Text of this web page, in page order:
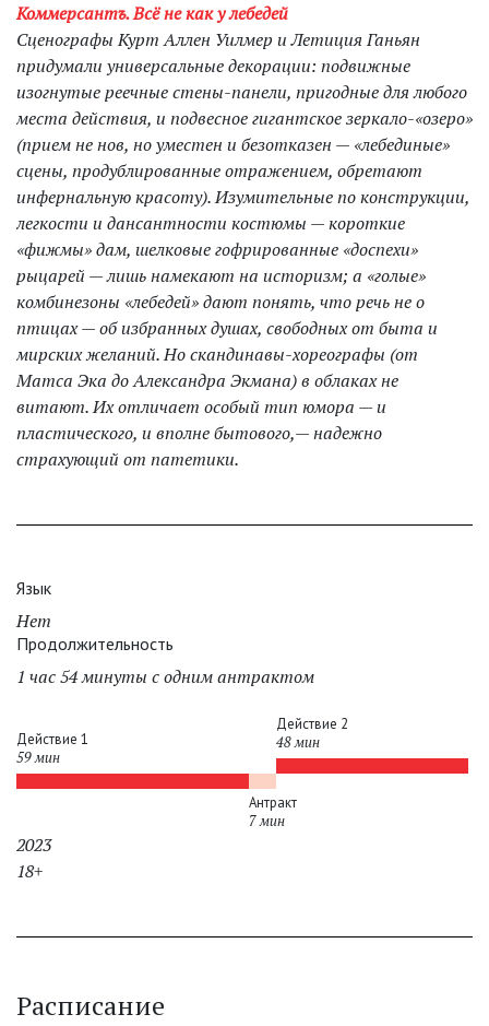
Коммерсантъ. Всё не как у лебедей
Сценографы Курт Аллен Уилмер и Летиция Ганьян
придумали универсальные декорации: подвижные
изогнутые реечные стены-панели, пригодные для любого
места действия, и подвесное гигантское зеркало-«озеро»
(прием не нов, но уместен и безотказен — «лебединые»
сцены, продублированные отражением, обретают
инфернальную красоту). Изумительные по конструкции,
легкости и дансантности костюмы — короткие
«фижмы» дам, шелковые гофрированные «доспехи»
рыцарей — лишь намекают на историзм; а «голые»
комбинезоны «лебедей» дают понять, что речь не о
птицах — об избранных душах, свободных от быта и
мирских желаний. Но скандинавы-хореографы (от
Матса Эка до Александра Экмана) в облаках не
витают. Их отличает особый тип юмора — и
пластического, и вполне бытового,— надежно
страхующий от патетики.
Язык
Нет
Продолжительность
1 час 54 минуты с одним антрактом
Действие 1
59 мин
Антракт
7 мин
Действие 2
48 мин
2023
18+
Расписание